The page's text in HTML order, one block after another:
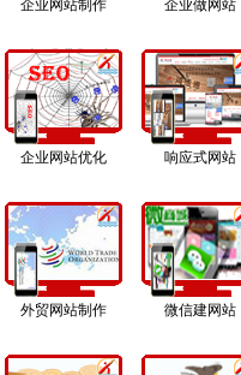
企业网站制作 企业做网站
企业网站优化 响应式网站
外贸网站制作 微信建网站